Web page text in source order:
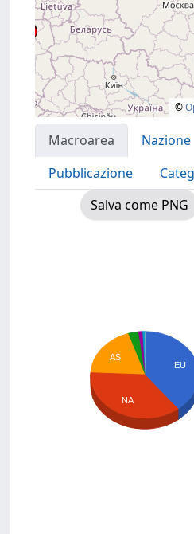
©
Macroarea Nazione
Pubblicazione
Salva come PNG
EU
AS
NA